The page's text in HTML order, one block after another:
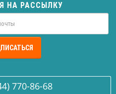
НА РАССЫЛКУ
770-86-68